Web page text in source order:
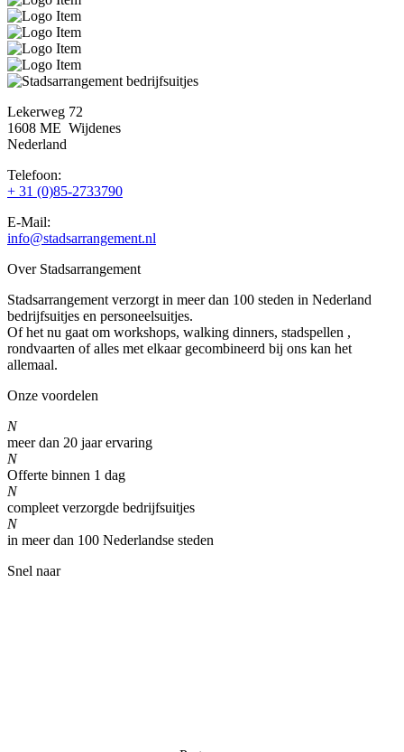
Lekerweg 72
1608 ME Wijdenes
Nederland
Telefoon:
+ 31 (0)85-2733790
E-Mail:
info@stadsarrangement.nl
Over Stadsarrangement
Stadsarrangement verzorgt in meer dan 100 steden in Nederland
bedrijfsuitjes en personeelsuitjes.
Of het nu gaat om workshops, walking dinners, stadspellen ,
rondvaarten of alles met elkaar gecombineerd bij ons kan het
allemaal.
Onze voordelen
N
meer dan 20 jaar ervaring
N
Offerte binnen 1 dag
N
compleet verzorgde bedrijfsuitjes
N
in meer dan 100 Nederlandse steden
Snel naar